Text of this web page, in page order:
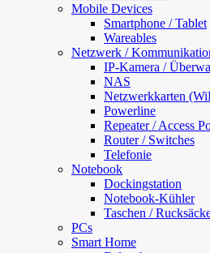
Mobile Devices
Smartphone / Tablet
Wareables
Netzwerk /
IP-Kamera /
NAS
Netzwerkkarten
Powerline
Repeater / Access
Router / Switches
Telefonie
Notebook
Dockingstation
Notebook-Kühler
Taschen /
PCs
Smart Home